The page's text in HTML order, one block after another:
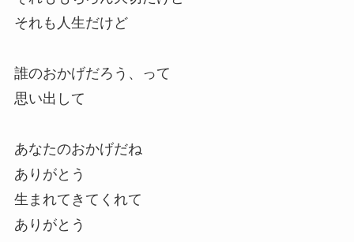
それも人生だけど
誰のおかげだろう、って
思い出して
あなたのおかげだね
ありがとう
生まれてきてくれて
ありがとう